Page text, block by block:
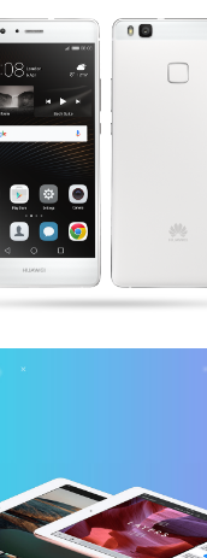
Huawei P9 Lite